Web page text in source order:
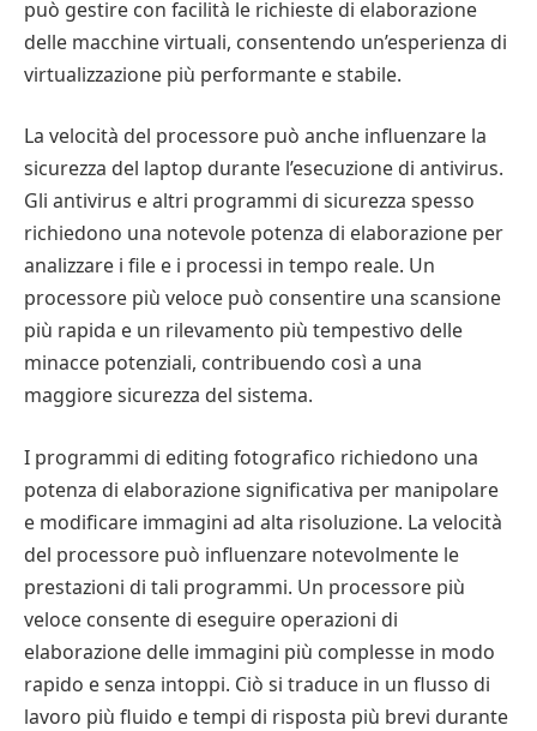
può gestire con facilità le richieste di elaborazione
delle macchine virtuali, consentendo un’esperienza di
virtualizzazione più performante e stabile.
La velocità del processore può anche influenzare la
sicurezza del laptop durante l’esecuzione di antivirus.
Gli antivirus e altri programmi di sicurezza spesso
richiedono una notevole potenza di elaborazione per
analizzare i file e i processi in tempo reale. Un
processore più veloce può consentire una scansione
più rapida e un rilevamento più tempestivo delle
minacce potenziali, contribuendo così a una
maggiore sicurezza del sistema.
I programmi di editing fotografico richiedono una
potenza di elaborazione significativa per manipolare
e modificare immagini ad alta risoluzione. La velocità
del processore può influenzare notevolmente le
prestazioni di tali programmi. Un processore più
veloce consente di eseguire operazioni di
elaborazione delle immagini più complesse in modo
rapido e senza intoppi. Ciò si traduce in un flusso di
lavoro più fluido e tempi di risposta più brevi durante